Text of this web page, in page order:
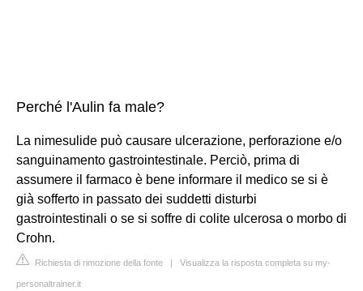
Perché l'Aulin fa male?
La nimesulide può causare ulcerazione, perforazione e/o
sanguinamento gastrointestinale. Perciò, prima di
assumere il farmaco è bene informare il medico se si è
già sofferto in passato dei suddetti disturbi
gastrointestinali o se si soffre di colite ulcerosa o morbo di
Crohn.
Richiesta di rimozione della fonte | Visualizza la risposta completa su my-
personaltrainer.it